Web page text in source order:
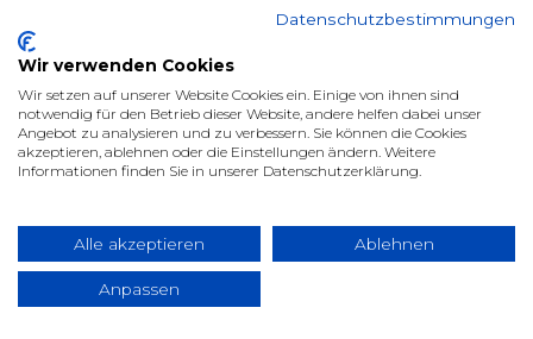
gespeichert wurden (z.B. E-Mail-Adressen für den
Mitgliederbereich) bleiben hiervon unberührt.
Näheres entnehmen Sie den
Datenschutzbestimmungen von MailChimp
unter:https://mailchimp.com/legal/terms/.
Abschluss eines Data-Processing-Agreements
Wir haben ein sog. „Data-Processing-Agreement“ mit
Datenschutzbestimmungen
Wir verwenden Cookies
Wir setzen auf unserer Website Cookies ein. Einige von ihnen sind
notwendig für den Betrieb dieser Website, andere helfen dabei unser
Angebot zu analysieren und zu verbessern. Sie können die Cookies
akzeptieren, ablehnen oder die Einstellungen ändern. Weitere
Informationen finden Sie in unserer Datenschutzerklärung.
Alle akzeptieren Ablehnen
Anpassen